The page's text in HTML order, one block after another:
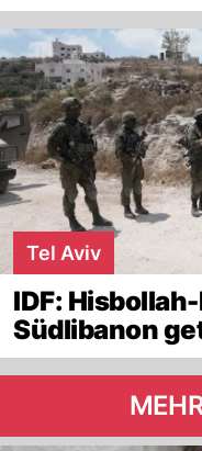
Tel Aviv
IDF:
Südlibanon